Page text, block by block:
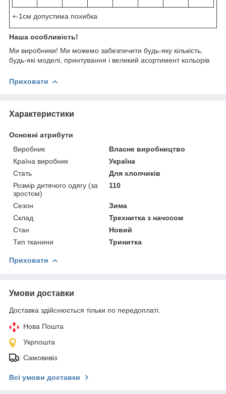
+-1см допустима похибка
Наша особливість!
Ми виробники! Ми можемо забезпечити будь-яку кількість,
будь-які моделі, принтування і великий асортимент кольорів
Приховати
Характеристики
Основні атрибути
Виробник
Власне виробництво
Країна виробник
Україна
Стать
Для хлопчиків
Розмір дитячого одягу (за
зростом)
110
Сезон
Зима
Склад
Трехнитка з начосом
Стан
Новий
Тип тканини
Тринитка
Приховати
Умови доставки
Доставка здійснюється тільки по передоплаті.
Нова Пошта
Укрпошта
Самовивіз
Всі умови доставки